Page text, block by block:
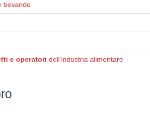
bevande
e operatori dell’industria alimentare